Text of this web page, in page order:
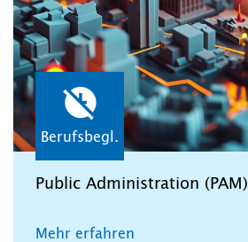
Berufsbegl.
Public Administration (PAM)
Mehr erfahren